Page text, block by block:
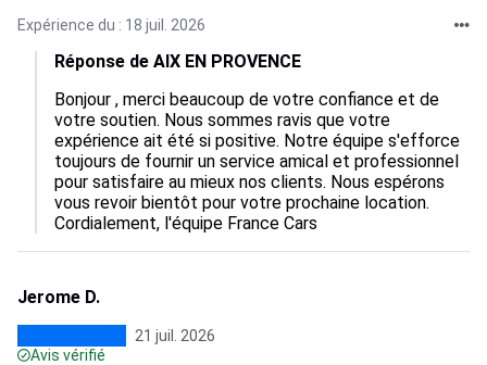
Expérience du : 18 juil. 2026
Réponse de AIX EN PROVENCE
Bonjour , merci beaucoup de votre confiance et de
votre soutien. Nous sommes ravis que votre
expérience ait été si positive. Notre équipe s'efforce
toujours de fournir un service amical et professionnel
pour satisfaire au mieux nos clients. Nous espérons
vous revoir bientôt pour votre prochaine location.
Cordialement, l'équipe France Cars
Jerome D.
21 juil. 2026
Avis vérifié